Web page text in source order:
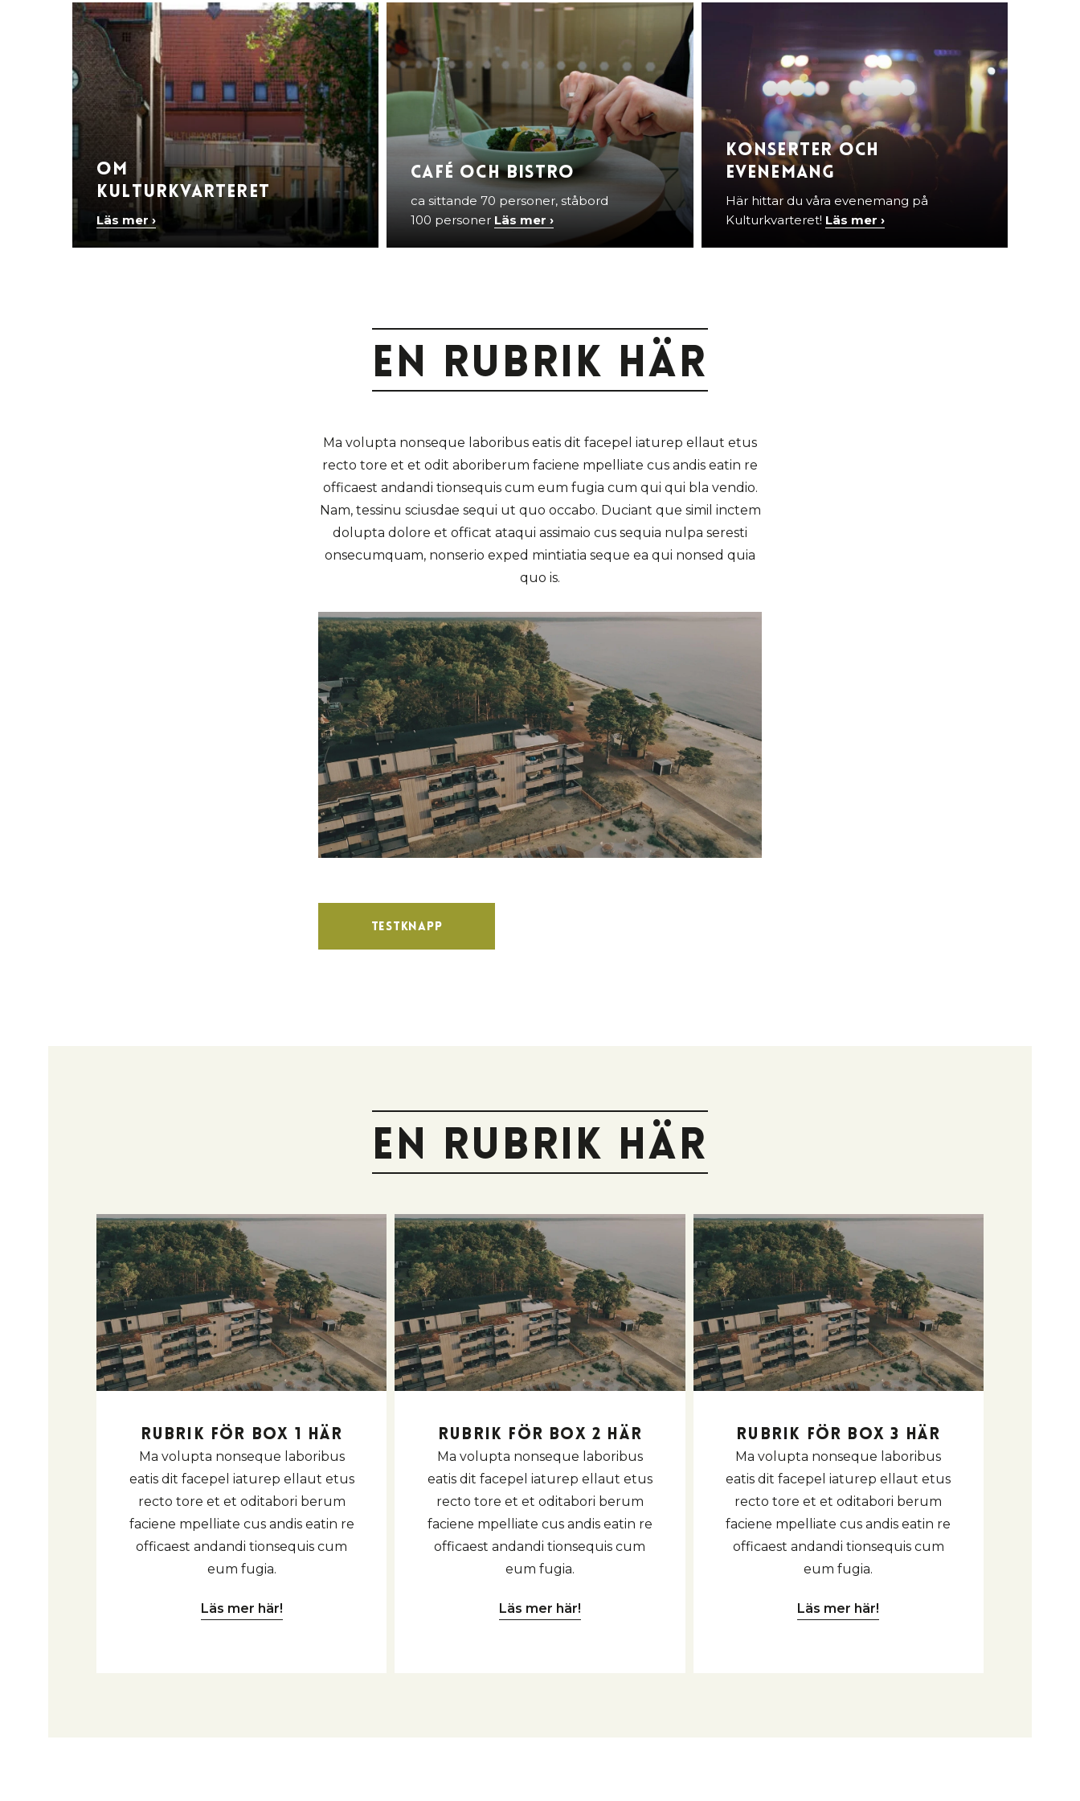
Om
Kulturkvarteret
Läs mer ›
Café och Bistro
ca sittande 70 personer, ståbord
100 personer Läs mer ›
Konserter och
evenemang
Här hittar du våra evenemang på
Kulturkvarteret! Läs mer ›
En rubrik här
Ma volupta nonseque laboribus eatis dit facepel iaturep ellaut etus
recto tore et et odit aboriberum faciene mpelliate cus andis eatin re
officaest andandi tionsequis cum eum fugia cum qui qui bla vendio.
Nam, tessinu sciusdae sequi ut quo occabo. Duciant que simil inctem
dolupta dolore et officat ataqui assimaio cus sequia nulpa seresti
onsecumquam, nonserio exped mintiatia seque ea qui nonsed quia
quo is.
Testknapp
En rubrik här
Rubrik för box 1 här
Ma volupta nonseque laboribus
eatis dit facepel iaturep ellaut etus
recto tore et et oditabori berum
faciene mpelliate cus andis eatin re
officaest andandi tionsequis cum
eum fugia.
Läs mer här!
Rubrik för box 2 här
Ma volupta nonseque laboribus
eatis dit facepel iaturep ellaut etus
recto tore et et oditabori berum
faciene mpelliate cus andis eatin re
officaest andandi tionsequis cum
eum fugia.
Läs mer här!
Rubrik för box 3 här
Ma volupta nonseque laboribus
eatis dit facepel iaturep ellaut etus
recto tore et et oditabori berum
faciene mpelliate cus andis eatin re
officaest andandi tionsequis cum
eum fugia.
Läs mer här!